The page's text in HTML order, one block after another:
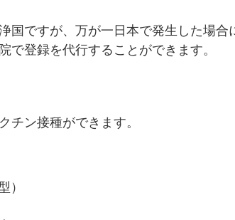
国ですが、万が一日本で発生した場合
で登録を代行することができます。
チン接種ができます。
）